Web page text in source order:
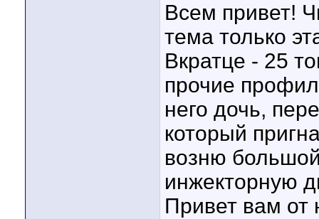
Всем привет!
тема только
Вкратце - 25
прочие
него дочь,
который
возню
инжекторную
Привет вам от